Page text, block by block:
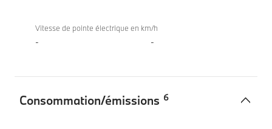
Vitesse de pointe électrique en km/h
- -
Consommation/émissions 6